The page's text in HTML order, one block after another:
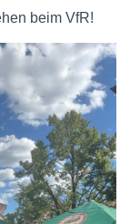
beim VfR!